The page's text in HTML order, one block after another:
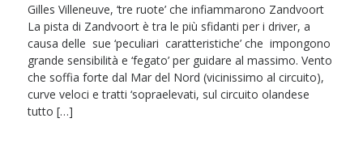
Gilles Villeneuve, ‘tre ruote’ che infiammarono Zandvoort
La pista di Zandvoort è tra le più sfidanti per i driver, a
causa delle sue ‘peculiari caratteristiche’ che impongono
grande sensibilità e ‘fegato’ per guidare al massimo. Vento
che soffia forte dal Mar del Nord (vicinissimo al circuito),
curve veloci e tratti ‘sopraelevati, sul circuito olandese
tutto […]